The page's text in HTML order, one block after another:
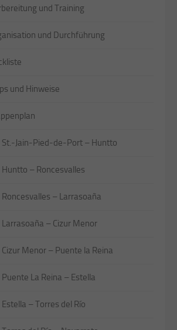
und Training
und Durchführung
und Hinweise
St.-Jain-Pied-de-Port – Huntto
Huntto – Roncesvalles
Roncesvalles – Larrasoaña
Larrasoaña – Cizur Menor
Cizur Menor – Puente la Reina
Puente La Reina – Estella
Estella – Torres del Río